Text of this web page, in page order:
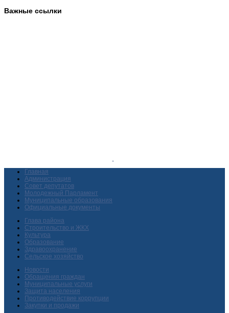
Важные ссылки
Главная
Администрация
Совет депутатов
Молодежный Парламент
Муниципальные образования
Официальные документы
Глава района
Строительство и ЖКХ
Культура
Образование
Здравоохранение
Сельское хозяйство
Новости
Обращения граждан
Муниципальные услуги
Защита населения
Противодействие коррупции
Закупки и продажи